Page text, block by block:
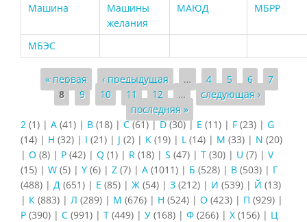
Машина
Машины
желания
МАЮД МБРР
МБЭС
Страницы
« первая ‹ предыдущая … 4 5 6
7
8
9 10 11 12 …
следующая ›
последняя »
2 (1) | A (41) | B (18) | C(61)|D(30)| E (11) | F (23) | G
(14) | H (32) | I (21) | J (2) | K (19) | L (14) | M (33) | N (20)
| O (8) | P (42) | Q (1) | R (18) | S (47) | T (30) | U (7) | V
(15) | W (5) | Y (6) | Z (7) | А (1011) | Б (528) | В (503) | Г
(488) | Д (651) | Е (85) | Ж (54) | З (212) | И (539) | Й (13)
| К (883) | Л (289) | М (676) | Н (524) | О (423) | П (929) |
Р (390) | С (991) | Т (449) | У (168) | Ф (266) | Х (156) | Ц